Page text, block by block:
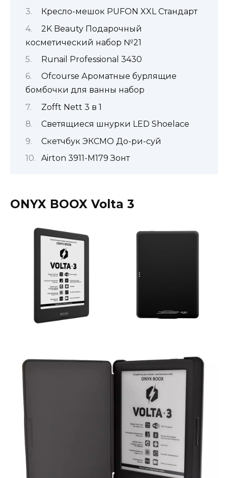
Кресло-мешок PUFON XXL Стандарт
2K Beauty Подарочный
косметический набор №21
Runail Professional 3430
Ofcourse Ароматные бурлящие
бомбочки для ванны набор
Zofft Nett 3 в 1
Светящиеся шнурки LED Shoelace
Скетчбук ЭКСМО До-ри-суй
Airton 3911-M179 Зонт
ONYX BOOX Volta 3